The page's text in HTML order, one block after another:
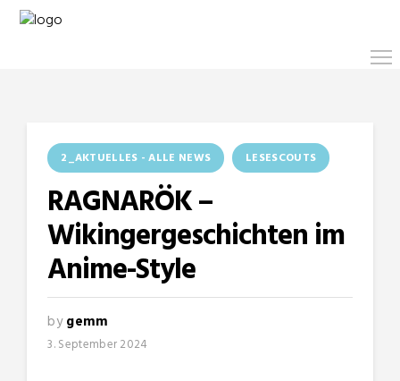
2_AKTUELLES - ALLE NEWS LESESCOUTS
RAGNARÖK –
Wikingergeschichten im
Anime-Style
bygemm
3. September 2024